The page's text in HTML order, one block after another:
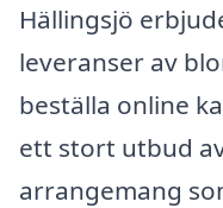
Hällingsjö
leveranser av
beställa online
ett stort utbud
arrangemang